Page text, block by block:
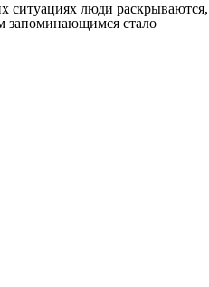
ситуациях люди раскрываются,
запоминающимся стало